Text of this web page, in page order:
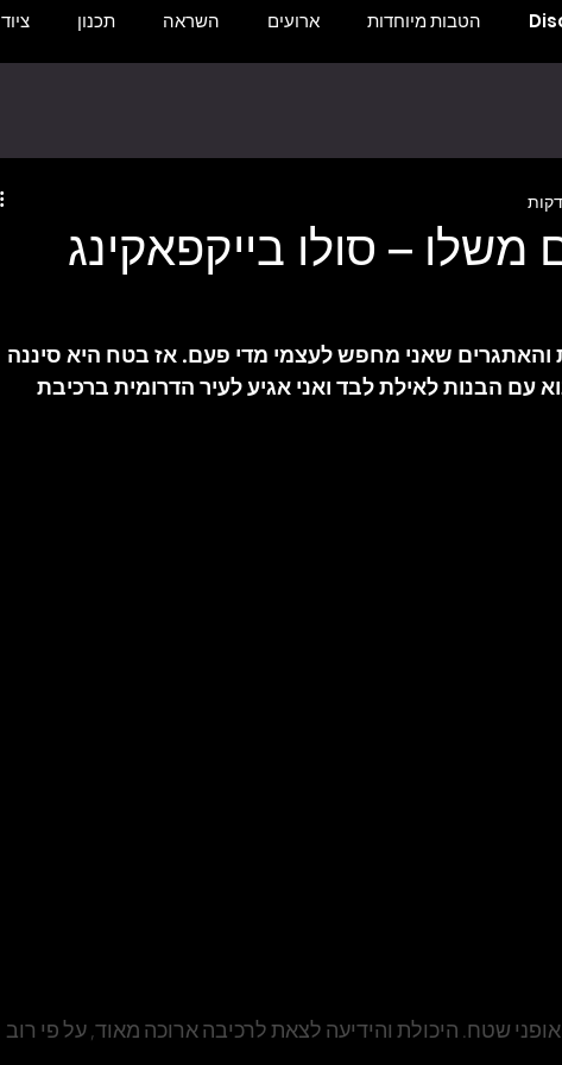
ציוד תכנון השראה ארועים הטבות מיוחדות
משלו – סולו בייקפאקינג
והאתגרים שאני מחפש לעצמי מדי פעם. אז בטח היא סיננה
הבנות לאילת לבד ואני אגיע לעיר הדרומית ברכיבת
שטח. היכולת והידיעה לצאת לרכיבה ארוכה מאוד, על פי רוב